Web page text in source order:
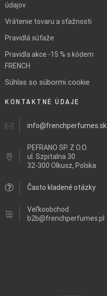
údajov
Vrátenie tovaru a sťažnosti
Pravidlá súťaže
Pravidla akce -15 % s kódem
FRENCH
Súhlas so súbormi cookie
KONTAKTNÉ ÚDAJE
info@frenchperfumes.sk
PEFRANO SP. Z O.O.
ul. Szpitalna 30
32-300 Olkusz, Polska
Často kladené otázky
Veľkoobchod
b2b@frenchperfumes.pl